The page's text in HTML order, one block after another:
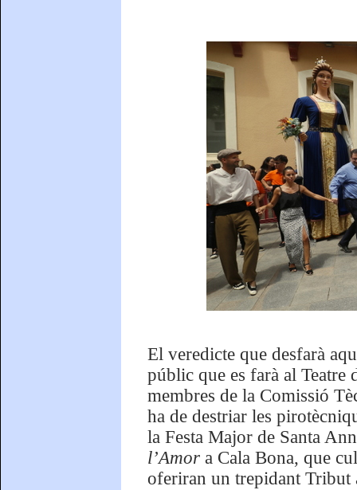
El veredicte que desfarà
públic que es farà al Teatre
membres de la Comissió
ha de destriar les
la Festa Major de Santa
l’Amor a Cala Bona, que
oferiran un trepidant Tribut